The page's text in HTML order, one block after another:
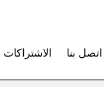
اتصل بنا الاشتراكات